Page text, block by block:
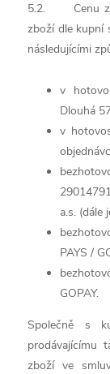
5.2. Cenu
zboží dle kupní
následujícími
v
Dlouhá
v
a.s. (dále
PAYS /
GOPAY.
Společně s
prodávajícímu
zboží ve